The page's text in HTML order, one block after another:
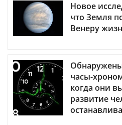
Новое
что Земля
Венеру
часы-
когда они
развитие